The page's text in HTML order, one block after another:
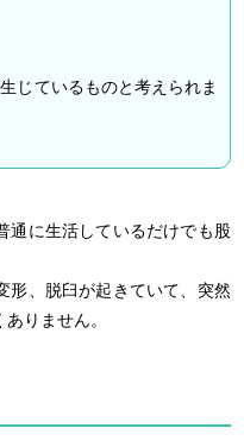
じているものと考えられま
通に生活しているだけでも股
形、脱臼が起きていて、突然
りません。